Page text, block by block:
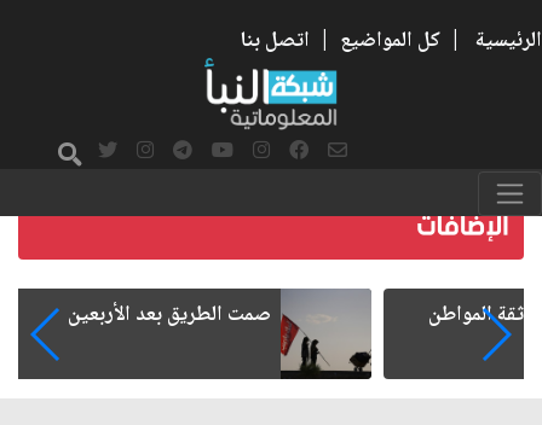
الرئيسية | كل المواضيع | اتصل بنا
صمت الطريق بعد الأربعين